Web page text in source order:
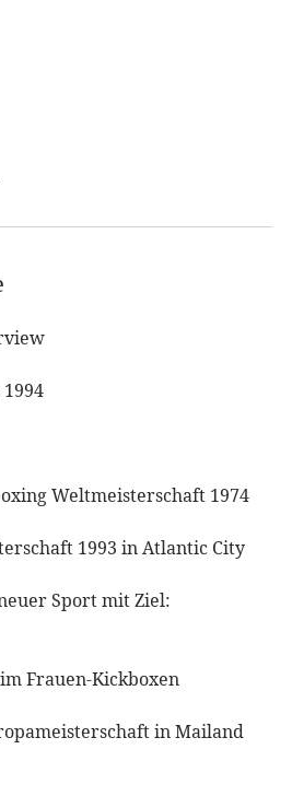
Weltmeisterschaft 1974
1993 in Atlantic City
Sport mit Ziel:
Frauen-Kickboxen
in Mailand